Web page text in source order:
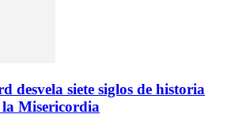
desvela siete siglos de historia
Misericordia